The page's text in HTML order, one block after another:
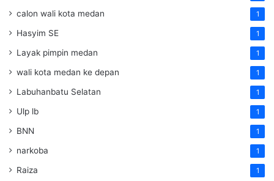
calon wali kota medan 1
Hasyim SE 1
Layak pimpin medan 1
wali kota medan ke depan 1
Labuhanbatu Selatan 1
Ulp lb 1
BNN 1
narkoba 1
Raiza 1